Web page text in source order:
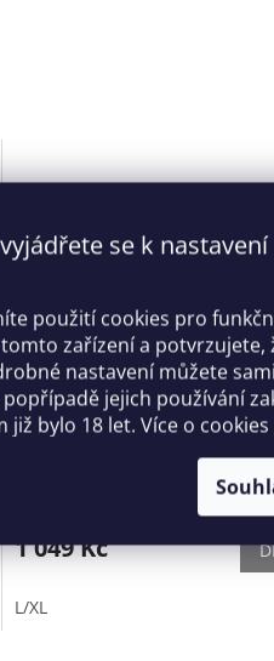
se k nastavení
použití cookies pro
zařízení a potvrzujete,
nastavení můžete
jejich používání
bylo 18 let. Více o cookies
Ďábelské body Evilia teddy -
Obsessive
1 049 Kč
L/XL